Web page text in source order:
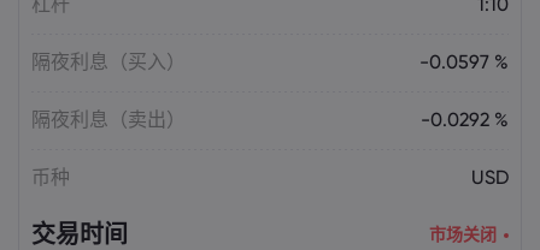
Overheating, U.S. Trade Policy Risk
隔夜利息（买入） -0.0597 %
隔夜利息（卖出） -0.0292 %
币种 USD
交易时间 市场关闭